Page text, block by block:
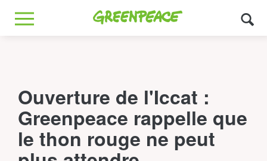
Greenpeace
MENU
Ouverture de l'Iccat :
Greenpeace rappelle que
le thon rouge ne peut